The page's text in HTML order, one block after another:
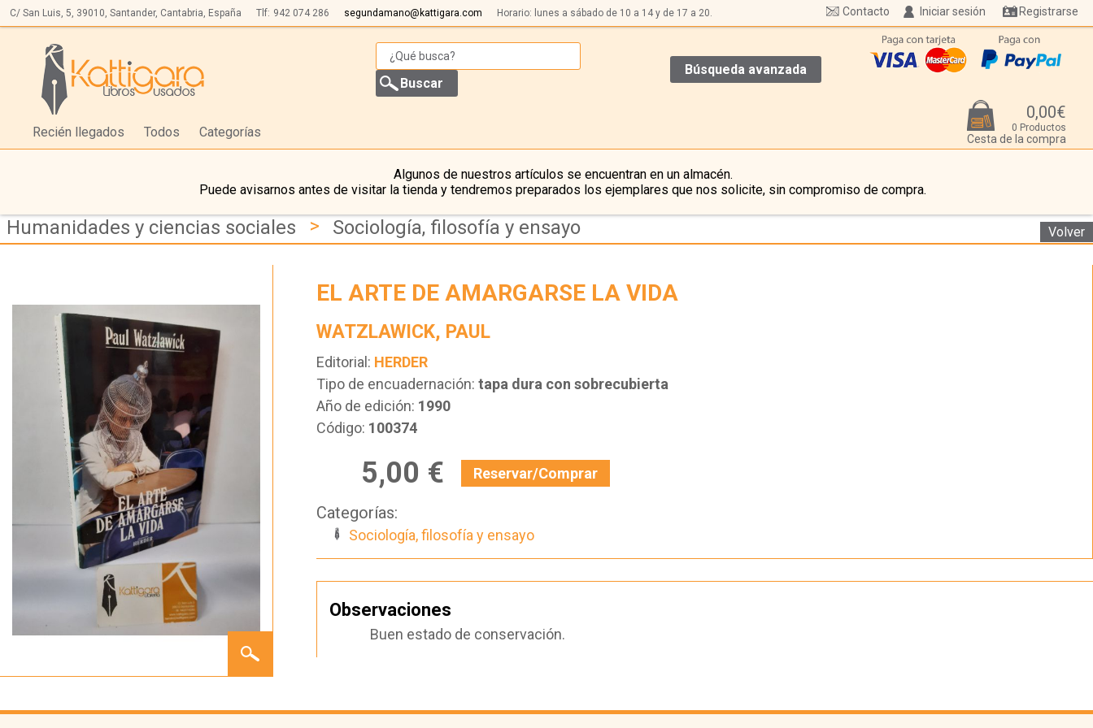
C/ San Luis, 5, 39010, Santander, Cantabria, España Tlf: 942 074 286 segundamano@kattigara.com Horario: lunes a sábado de 10 a 14 y de 17 a 20. Iniciar sesión Registrarse
Contacto
Búsqueda avanzada
Recién llegados Todos Categorías
0,00€
0 Productos
Cesta de la compra
Algunos de nuestros artículos se encuentran en un almacén.
Puede avisarnos antes de visitar la tienda y tendremos preparados los ejemplares que nos solicite, sin compromiso de compra.
Humanidades y ciencias sociales > Sociología, filosofía y ensayo Volver
ARTE
VIDA
EL ARTE DE AMARGARSE LA VIDA
WATZLAWICK, PAUL
Editorial: HERDER
Tipo de encuadernación: tapa dura con sobrecubierta
Año de edición: 1990
Código: 100374
5,00 € Reservar/Comprar
Categorías:
Sociología, filosofía y ensayo
Observaciones
Buen estado de conservación.